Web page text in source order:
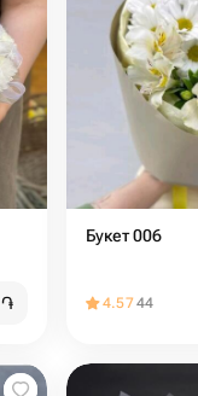
֏
Букет 006
4.5744